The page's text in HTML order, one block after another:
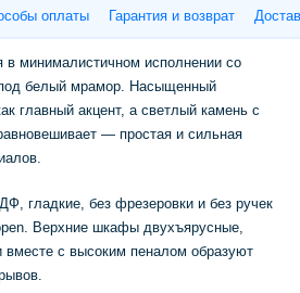
Способы оплаты Гарантия и возврат
в минималистичном исполнении со
белый мрамор. Насыщенный
главный акцент, а светлый камень с
— простая и сильная
гладкие, без фрезеровки и без ручек
Верхние шкафы двухъярусные,
вместе с высоким пеналом образуют